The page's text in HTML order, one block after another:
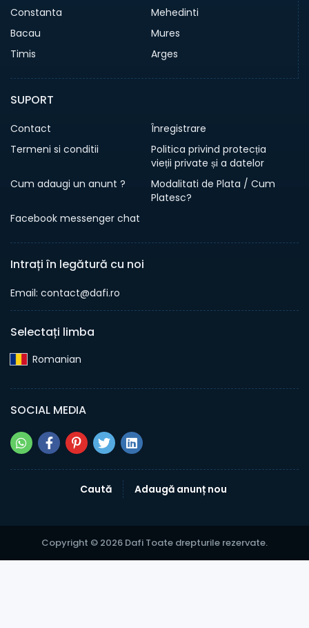
Constanta
Mehedinti
Bacau
Mures
Timis
Arges
SUPORT
Contact
Înregistrare
Termeni si conditii
Politica privind protecția
vieții private și a datelor
Cum adaugi un anunt ?
Modalitati de Plata / Cum
Platesc?
Facebook messenger chat
Intrați în legătură cu noi
Email: contact@dafi.ro
Selectați limba
Romanian‎
SOCIAL MEDIA
Caută Adaugă anunț nou
Copyright © 2026 Dafi Toate drepturile rezervate.